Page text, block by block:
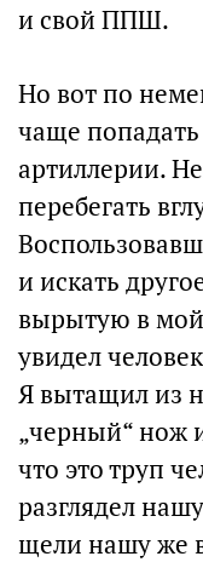
и свой ППШ.
Но вот по
чаще
артиллерии.
перебегать
и искать
вырытую в
увидел
Я вытащил из
„черный“ нож
что это труп
разглядел
щели нашу же